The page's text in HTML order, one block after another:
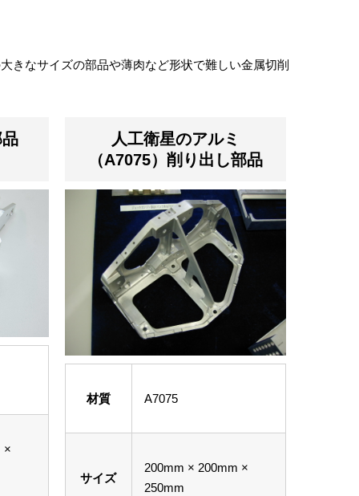
きなサイズの部品や薄肉など形状で難しい金属切削
×
人工衛星のアルミ
（A7075）削り出し部品
材質 A7075
サイズ
200mm × 200mm ×
250mm